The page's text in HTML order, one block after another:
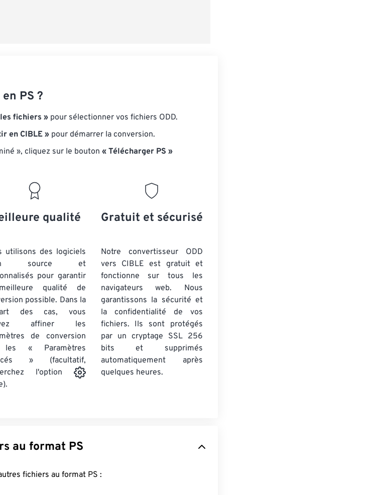
PS ?
fichiers » pour sélectionner vos fichiers ODD.
en CIBLE » pour démarrer la conversion.
», cliquez sur le bouton « Télécharger PS »
qualité
utilisons des logiciels
source et
pour garantir
qualité de
possible. Dans la
des cas, vous
affiner les
de conversion
« Paramètres
» (facultatif,
l'option
Gratuit et sécurisé
Notre convertisseur ODD
vers CIBLE est gratuit et
fonctionne sur tous les
navigateurs web. Nous
garantissons la sécurité et
la confidentialité de vos
fichiers. Ils sont protégés
par un cryptage SSL 256
bits et supprimés
automatiquement après
quelques heures.
Convertir d'autres fichiers au format PS
FreeConvert.com peut convertir vos autres fichiers au format PS :